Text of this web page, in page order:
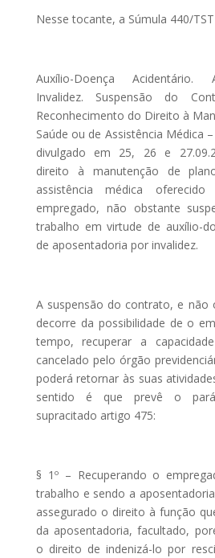
Nesse tocante, a Súmula 440/
Auxílio-Doença Acidentário.
Invalidez. Suspensão do
Reconhecimento do Direito à
Saúde ou de Assistência Médica
divulgado em 25, 26 e
direito à manutenção de
assistência médica
empregado, não obstante
trabalho em virtude de auxílio-
de aposentadoria por invalidez.
A suspensão do contrato, e não
decorre da possibilidade de o
tempo, recuperar a
cancelado pelo órgão
poderá retornar às suas
sentido é que prevê o
supracitado artigo 475:
§ 1º – Recuperando o
trabalho e sendo a
assegurado o direito à função
da aposentadoria, facultado,
o direito de indenizá-lo por